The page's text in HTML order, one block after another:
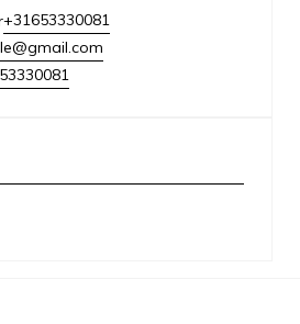
+31653330081